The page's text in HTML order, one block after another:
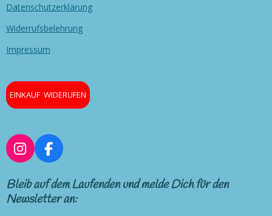
Datenschutzerklärung
Widerrufsbelehrung
Impressum
EINKAUF WIDERUFEN
I
n
s
t
a
F
a
c
e
b
Bleib auf dem Laufenden und melde Dich für den
Newsletter an: